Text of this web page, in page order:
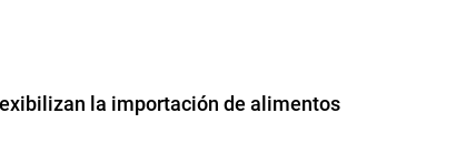
la importación de alimentos